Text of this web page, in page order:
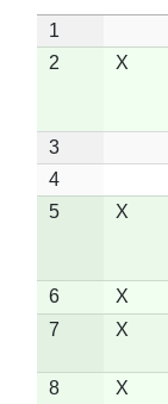
1
2
X
3
4
5
X
6 X
7
X
8 X